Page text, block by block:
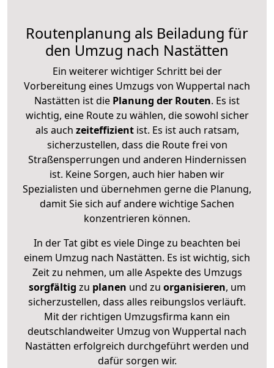
Routenplanung als Beiladung für
den Umzug nach Nastätten
Ein weiterer wichtiger Schritt bei der
Vorbereitung eines Umzugs von Wuppertal nach
Nastätten ist die Planung der Routen. Es ist
wichtig, eine Route zu wählen, die sowohl sicher
als auch zeiteffizientist. Es ist auch ratsam,
sicherzustellen, dass die Route frei von
Straßensperrungen und anderen Hindernissen
ist. Keine Sorgen, auch hier haben wir
Spezialisten und übernehmen gerne die Planung,
damit Sie sich auf andere wichtige Sachen
konzentrieren können.
In der Tat gibt es viele Dinge zu beachten bei
einem Umzug nach Nastätten. Es ist wichtig, sich
Zeit zu nehmen, um alle Aspekte des Umzugs
sorgfältig zu planen und zu organisieren, um
sicherzustellen, dass alles reibungslos verläuft.
Mit der richtigen Umzugsfirma kann ein
deutschlandweiter Umzug von Wuppertal nach
Nastätten erfolgreich durchgeführt werden und
dafür sorgen wir.